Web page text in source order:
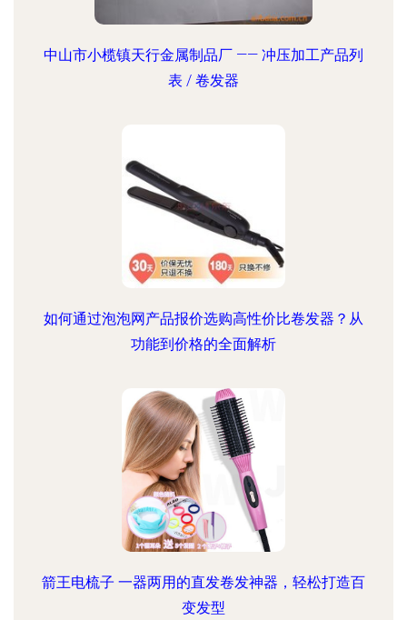
中山市小榄镇天行金属制品厂 —— 冲压加工产品列
表 / 卷发器
如何通过泡泡网产品报价选购高性价比卷发器？从
功能到价格的全面解析
箭王电梳子 一器两用的直发卷发神器，轻松打造百
变发型